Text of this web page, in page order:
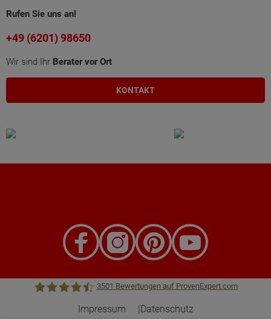
Rufen Sie uns an!
+49 (6201) 98650
Wir sind Ihr Berater vor Ort
KONTAKT
3501 Bewertungen auf ProvenExpert.com
Impressum Datenschutz